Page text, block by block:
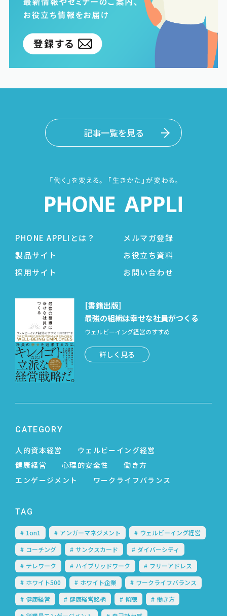
記事一覧を見る
PHONE APPLIとは？
製品サイト
採用サイト
メルマガ登録
お役立ち資料
お問い合わせ
[書籍出版]
最強の組織は幸せな社員がつくる
ウェルビーイング経営のすすめ
詳しく見る
CATEGORY
人的資本経営
ウェルビーイング経営
健康経営
心理的安全性
働き方
エンゲージメント
ワークライフバランス
TAG
1on1 アンガーマネジメント
ウェルビーイング経営
コーチング
サンクスカード
ダイバーシティ
テレワーク
ハイブリッドワーク
フリーアドレス
ホワイト500
ホワイト企業
ワークライフバランス
健康経営
健康経営銘柄 傾聴
働き方